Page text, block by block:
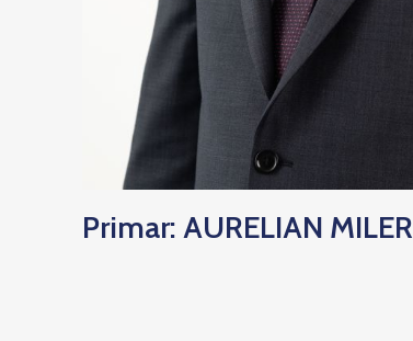
Primar: AURELIAN MILER